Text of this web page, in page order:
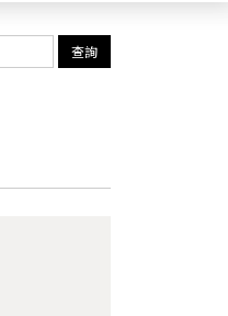
查詢